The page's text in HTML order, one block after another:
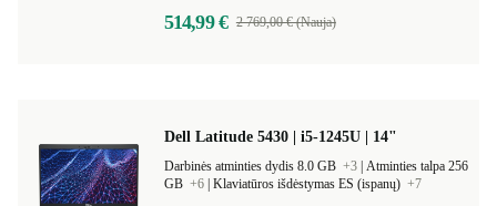
514,99 € 2 769,00 € (Nauja)
Dell Latitude 5430 | i5-1245U | 14"
Darbinės atminties dydis 8.0 GB +3 Atminties talpa 256
GB +6 Klaviatūros išdėstymas ES (ispanų) +7